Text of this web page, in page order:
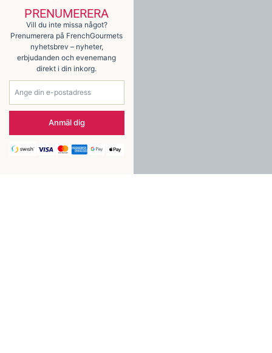
PRENUMERERA
Vill du inte missa något?
Prenumerera på FrenchGourmets
nyhetsbrev – nyheter,
erbjudanden och evenemang
direkt i din inkorg.
Anmäl dig